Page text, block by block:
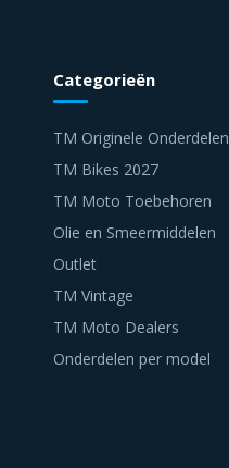
Categorieën
TM Originele Onderdelen
TM Bikes 2027
TM Moto Toebehoren
Olie en Smeermiddelen
Outlet
TM Vintage
TM Moto Dealers
Onderdelen per model